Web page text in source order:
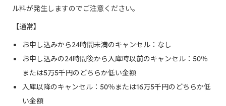
ル料が発生しますのでご注意ください。
【通常】
お申し込みから24時間未満のキャンセル：なし
お申し込みの24時間後から入庫時以前のキャンセル：50％
または5万5千円のどちらか低い金額
入庫以降のキャンセル：50％または16万5千円のどちらか低
い金額